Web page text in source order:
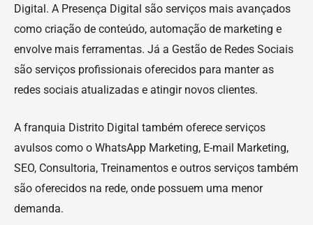
Digital. A Presença Digital são serviços mais avançados
como criação de conteúdo, automação de marketing e
envolve mais ferramentas. Já a Gestão de Redes Sociais
são serviços profissionais oferecidos para manter as
redes sociais atualizadas e atingir novos clientes.
A franquia Distrito Digital também oferece serviços
avulsos como o WhatsApp Marketing, E-mail Marketing,
SEO, Consultoria, Treinamentos e outros serviços também
são oferecidos na rede, onde possuem uma menor
demanda.